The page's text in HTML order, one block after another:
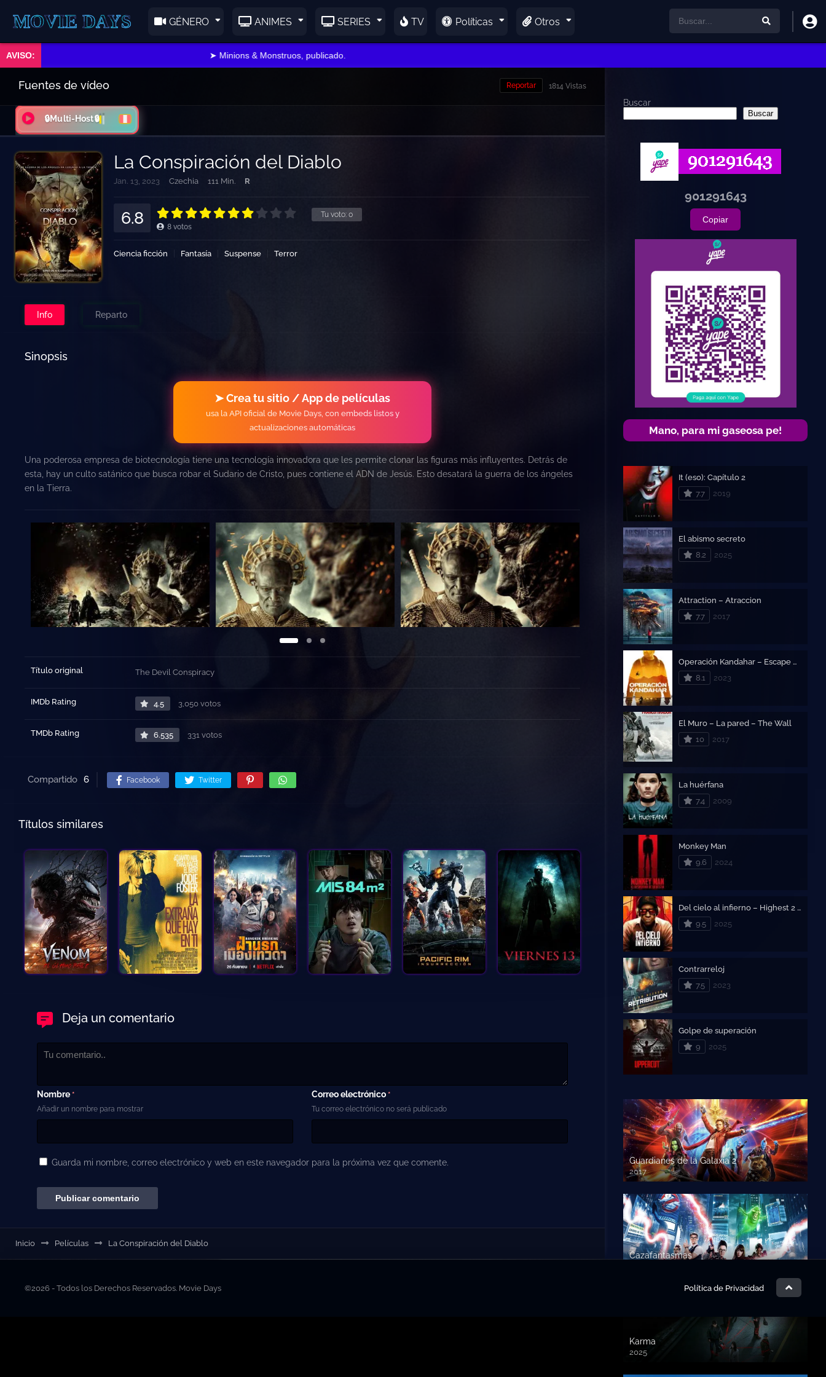
DAYS GÉNERO ANIMES SERIES TV Políticas Otros
➤ Minions & Monstruos, publicado.
Fuentes de vídeo 1814 Vistas
Reportar
🔒Multi-Host🔒
La Conspiración del Diablo
Jan. 13, 2023 Czechia 111 Min. R
Tu voto: 0
6.8 8 votos
Ciencia ficción Fantasía Suspense Terror
Info Reparto
Sinopsis
➤ Crea tu sitio / App de películas
usa la API oficial de Movie Days, con embeds listos y
actualizaciones automáticas
Una poderosa empresa de biotecnología tiene una tecnología innovadora que les permite clonar las figuras más influyentes. Detrás de
esta, hay un culto satánico que busca robar el Sudario de Cristo, pues contiene el ADN de Jesús. Esto desatará la guerra de los ángeles
en la Tierra.
Título original The Devil Conspiracy
IMDb Rating 4.5 3,050 votos
TMDb Rating 6.535 331 votos
Compartido 6 Facebook Twitter
Títulos similares
Deja un comentario
Nombre *
Añadir un nombre para mostrar
Correo electrónico *
Tu correo electrónico no será publicado
Guarda mi nombre, correo electrónico y web en este navegador para la próxima vez que comente.
Inicio Películas La Conspiración del Diablo
Buscar
Buscar
901291643
Copiar
Mano, para mi gaseosa pe!
It (eso): Capítulo 2
7.7
2019
El abismo secreto
8.2
2025
Attraction – Atraccion
7.7
2017
Operación Kandahar – Escape bajo Fuego
8.1
2023
El Muro – La pared – The Wall
10
2017
La huérfana
7.4
2009
Monkey Man
9.6
2024
Del cielo al infierno – Highest 2 Lowest
9.5
2025
Contrarreloj
7.5
2023
Golpe de superación
9
2025
Guardianes de la Galaxia 2
2017
720p HD
Cazafantasmas
Karma
2025
©2026 - Todos los Derechos Reservados. Movie Days Política de Privacidad